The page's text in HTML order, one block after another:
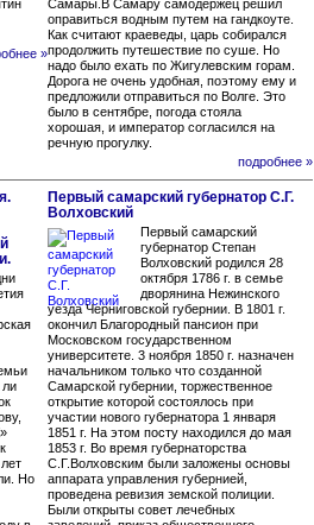
»
Самары.В Самару самодержец решил
оправиться водным путем на гандкоуте.
Как считают краеведы, царь собирался
продолжить путешествие по суше. Но
надо было ехать по Жигулевским горам.
Дорога не очень удобная, поэтому ему и
предложили отправиться по Волге. Это
было в сентябре, погода стояла
хорошая, и император согласился на
речную прогулку.
подробнее »
Но
Первый самарский губернатор С.Г.
Волховский
Первый самарский
губернатор Степан
Волховский родился 28
октября 1786 г. в семье
дворянина Нежинского
уезда Черниговской губернии. В 1801 г.
окончил Благородный пансион при
Московском государственном
университете. 3 ноября 1850 г. назначен
начальником только что созданной
Самарской губернии, торжественное
открытие которой состоялось при
участии нового губернатора 1 января
1851 г. На этом посту находился до мая
1853 г. Во время губернаторства
С.Г.Волховским были заложены основы
аппарата управления губернией,
проведена ревизия земской полиции.
Были открыты совет лечебных